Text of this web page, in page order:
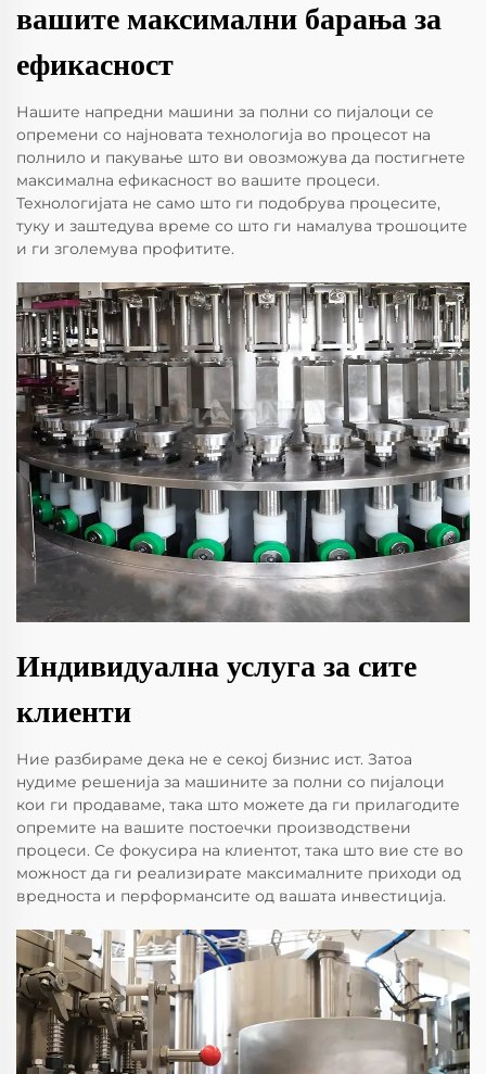
вашите максимални барања за
ефикасност
Нашите напредни машини за полни со пијалоци се
опремени со најновата технологија во процесот на
полнило и пакување што ви овозможува да постигнете
максимална ефикасност во вашите процеси.
Технологијата не само што ги подобрува процесите,
туку и заштедува време со што ги намалува трошоците
и ги зголемува профитите.
Индивидуална услуга за сите
клиенти
Ние разбираме дека не е секој бизнис ист. Затоа
нудиме решенија за машините за полни со пијалоци
кои ги продаваме, така што можете да ги прилагодите
опремите на вашите постоечки производствени
процеси. Се фокусира на клиентот, така што вие сте во
можност да ги реализирате максималните приходи од
вредноста и перформансите од вашата инвестиција.